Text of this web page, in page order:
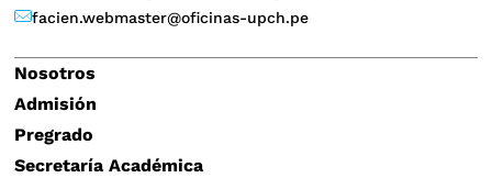
facien.webmaster@oficinas-upch.pe
Nosotros
Admisión
Pregrado
Secretaría Académica